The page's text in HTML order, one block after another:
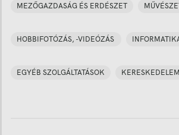
MEZŐGAZDASÁG ÉS ERDÉSZET
HOBBIFOTÓZÁS, -VIDEÓZÁS
EGYÉB SZOLGÁLTATÁSOK KERESKEDELEM